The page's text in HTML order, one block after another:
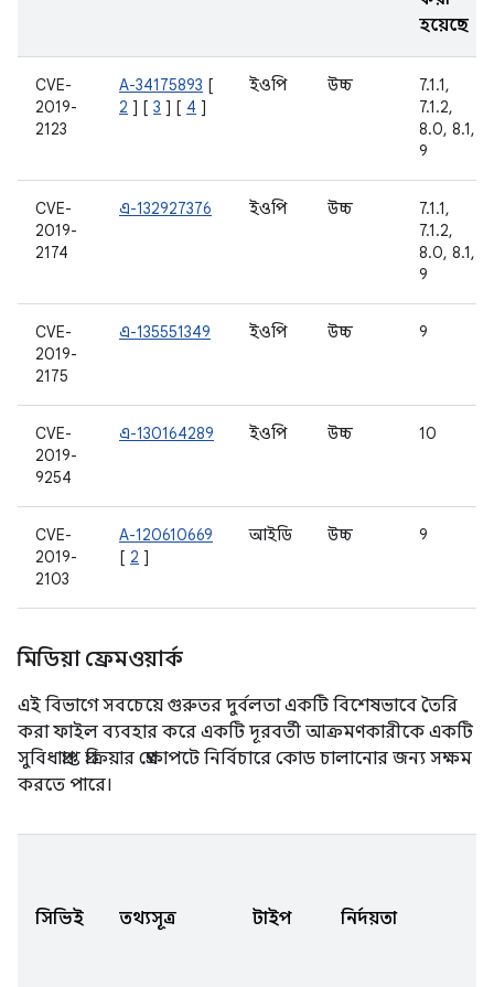
হয়েছে
CVE-
2019-
2123
A-34175893 [
2 ] [ 3 ] [ 4 ]
ইওপি উচ্চ
7.1.1,
7.1.2,
8.0, 8.1,
9
CVE-
2019-
2174
এ-132927376 ইওপি উচ্চ
7.1.1,
7.1.2,
8.0, 8.1,
9
CVE-
2019-
2175
এ-135551349 ইওপি উচ্চ 9
CVE-
2019-
9254
এ-130164289 ইওপি উচ্চ 10
CVE-
2019-
2103
A-120610669
[ 2 ]
আইডি উচ্চ 9
মিডিয়া ফ্রেমওয়ার্ক
এই বিভাগে সবচেয়ে গুরুতর দুর্বলতা একটি বিশেষভাবে তৈরি
করা ফাইল ব্যবহার করে একটি দূরবর্তী আক্রমণকারীকে একটি
সুবিধাপ্রাপ্ত প্রক্রিয়ার প্রেক্ষাপটে নির্বিচারে কোড চালানোর জন্য সক্ষম
করতে পারে।
সিভিই তথ্যসূত্র টাইপ নির্দয়তা